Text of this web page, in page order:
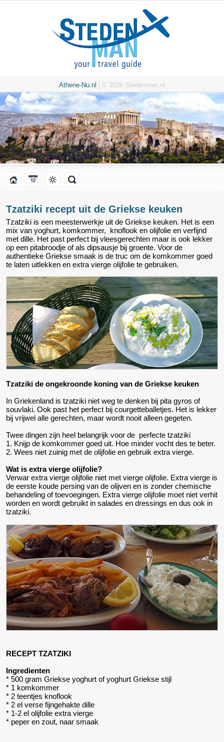
Athene-Nu.nl | © 2026 Stedenman.nl
Tzatziki recept uit de Griekse keuken
Tzatziki is een meesterwerkje uit de Griekse keuken. Het is een
mix van yoghurt, komkommer, knoflook en olijfolie en verfijnd
met dille. Het past perfect bij vleesgerechten maar is ook lekker
op een pitabroodje of als dipsausje bij groente. Voor de
authentieke Griekse smaak is de truc om de komkommer goed
te laten uitlekken en extra vierge olijfolie te gebruiken.
Tzatziki de ongekroonde koning van de Griekse keuken
In Griekenland is tzatziki niet weg te denken bij pita gyros of
souvlaki. Ook past het perfect bij courgetteballetjes. Het is lekker
bij vrijwel alle gerechten, maar wordt nooit alleen gegeten.
Twee dingen zijn heel belangrijk voor de perfecte tzatziki
1. Knijp de komkommer goed uit. Hoe minder vocht des te beter.
2. Wees niet zuinig met de olijfolie en gebruik extra vierge.
Wat is extra vierge olijfolie?
Verwar extra vierge olijfolie niet met vierge olijfolie. Extra vierge is
de eerste koude persing van de olijven en is zonder chemische
behandeling of toevoegingen. Extra vierge olijfolie moet niet verhit
worden en wordt gebruikt in salades en dressings en dus ook in
tzatziki.
RECEPT TZATZIKI
Ingredienten
* 500 gram Griekse yoghurt of yoghurt Griekse stijl
* 1 komkommer
* 2 teentjes knoflook
* 2 el verse fijngehakte dille
* 1-2 el olijfolie extra vierge
* peper en zout, naar smaak